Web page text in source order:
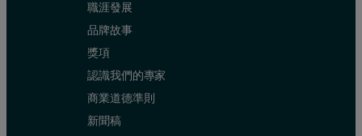
職涯發展
品牌故事
獎項
認識我們的專家
商業道德準則
新聞稿